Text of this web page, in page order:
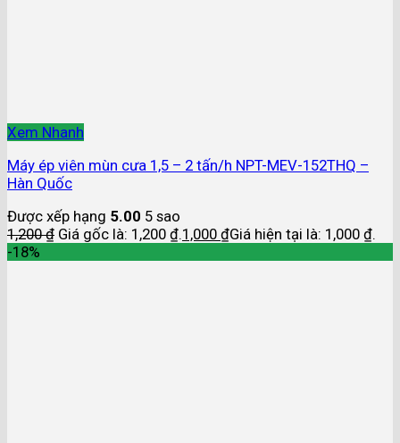
Xem Nhanh
Máy ép viên mùn cưa 1,5 – 2 tấn/h NPT-MEV-152THQ –
Hàn Quốc
Được xếp hạng 5.00 5 sao
1,200₫ Giá gốc là: 1,200 ₫.1,000 ₫Giá hiện tại là: 1,000 ₫.
-18%